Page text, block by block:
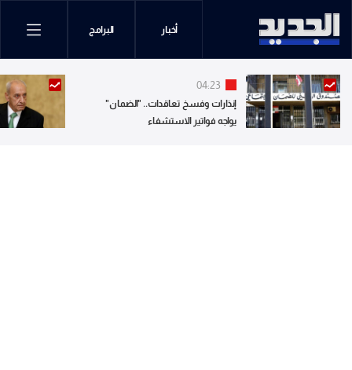
أخبار البرامج
04:23
إنذارات وفسخ تعاقدات.. "الضمان"
يواجه فواتير الاستشفاء